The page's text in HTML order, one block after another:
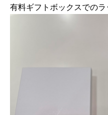
有料ギフトボックスでのラ